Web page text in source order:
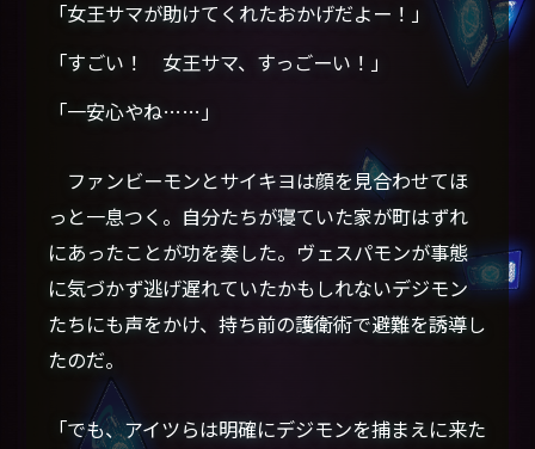
「女王サマが助けてくれたおかげだよー！」
「すごい！ 女王サマ、すっごーい！」
「一安心やね……」
ファンビーモンとサイキヨは顔を見合わせてほ
っと一息つく。自分たちが寝ていた家が町はずれ
にあったことが功を奏した。ヴェスパモンが事態
に気づかず逃げ遅れていたかもしれないデジモン
たちにも声をかけ、持ち前の護衛術で避難を誘導し
たのだ。
「でも、アイツらは明確にデジモンを捕まえに来た